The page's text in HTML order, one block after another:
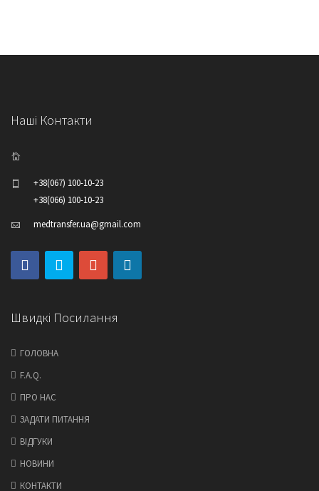
Наші Контакти
+38(067) 100-10-23
+38(066) 100-10-23
medtransfer.ua@gmail.com
Швидкі Посилання
ГОЛОВНА
F.A.Q.
ПРО НАС
ЗАДАТИ ПИТАННЯ
ВІДГУКИ
НОВИНИ
КОНТАКТИ